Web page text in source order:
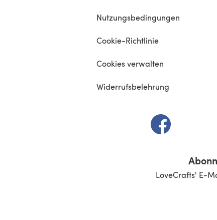
Nutzungsbedingungen
Cookie-Richtlinie
Cookies verwalten
Widerrufsbelehrung
(öffnet sich in
LoveCrafts' E-